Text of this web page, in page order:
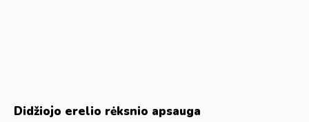
Didžiojo erelio rėksnio apsauga